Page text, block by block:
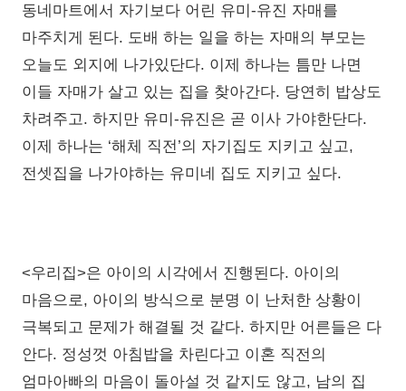
동네마트에서 자기보다 어린 유미-유진 자매를
마주치게 된다. 도배 하는 일을 하는 자매의 부모는
오늘도 외지에 나가있단다. 이제 하나는 틈만 나면
이들 자매가 살고 있는 집을 찾아간다. 당연히 밥상도
차려주고. 하지만 유미-유진은 곧 이사 가야한단다.
이제 하나는 ‘해체 직전’의 자기집도 지키고 싶고,
전셋집을 나가야하는 유미네 집도 지키고 싶다.
<우리집>은 아이의 시각에서 진행된다. 아이의
마음으로, 아이의 방식으로 분명 이 난처한 상황이
극복되고 문제가 해결될 것 같다. 하지만 어른들은 다
안다. 정성껏 아침밥을 차린다고 이혼 직전의
엄마아빠의 마음이 돌아설 것 같지도 않고, 남의 집